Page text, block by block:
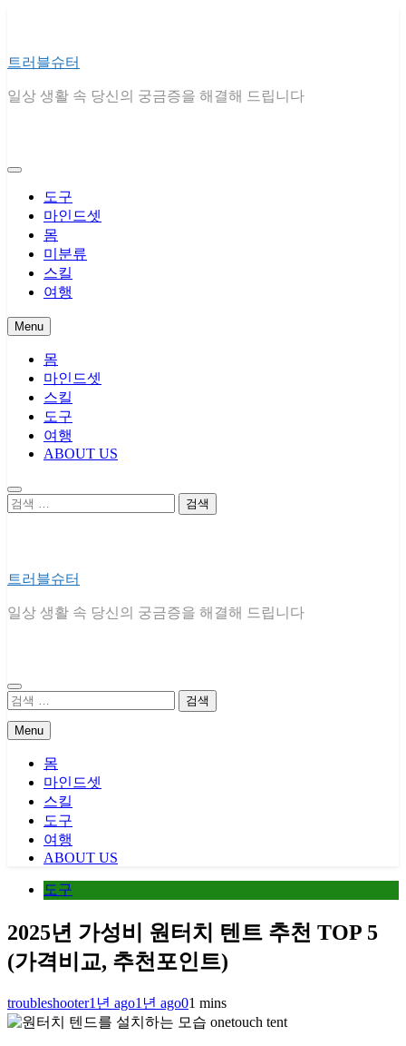
트러블슈터
일상 생활 속 당신의 궁금증을 해결해 드립니다
도구
마인드셋
몸
미분류
스킬
여행
Menu
몸
마인드셋
스킬
도구
여행
ABOUT US
검
트러블슈터
일상 생활 속 당신의 궁금증을 해결해 드립니다
검
Menu
몸
마인드셋
스킬
도구
여행
ABOUT US
도구
2025년 가성비 원터치 텐트 추천 TOP 5
(가격비교, 추천포인트)
troubleshooter1년 ago1년 ago01 mins
onetouch tent